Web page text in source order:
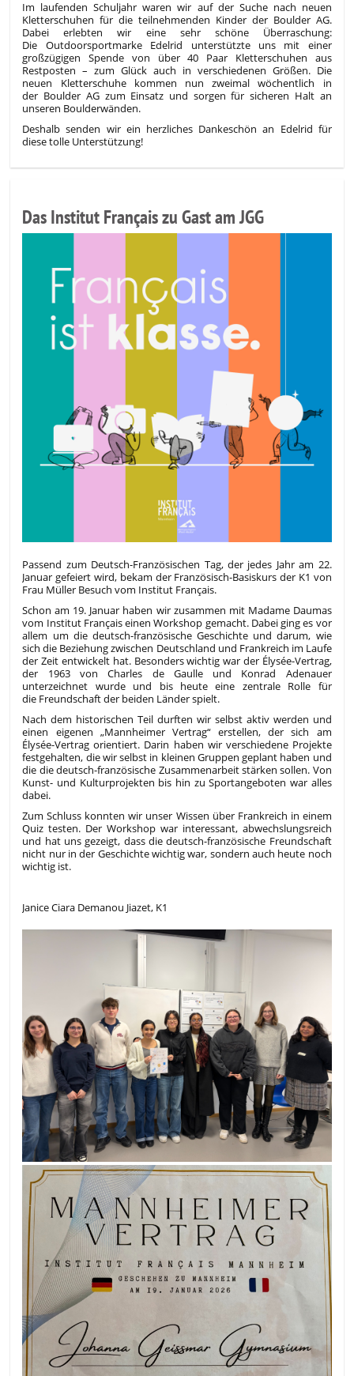
Im laufenden Schuljahr waren wir auf der Suche nach neuen
Kletterschuhen für die teilnehmenden Kinder der Boulder AG.
Dabei erlebten wir eine sehr schöne Überraschung:
Die Outdoorsportmarke Edelrid unterstützte uns mit einer
großzügigen Spende von über 40 Paar Kletterschuhen aus
Restposten – zum Glück auch in verschiedenen Größen. Die
neuen Kletterschuhe kommen nun zweimal wöchentlich in
der Boulder AG zum Einsatz und sorgen für sicheren Halt an
unseren Boulderwänden.
Deshalb senden wir ein herzliches Dankeschön an Edelrid für
diese tolle Unterstützung!
Das Institut Français zu Gast am JGG
Passend zum Deutsch-Französischen Tag, der jedes Jahr am 22.
Januar gefeiert wird, bekam der Französisch-Basiskurs der K1 von
Frau Müller Besuch vom Institut Français.
Schon am 19. Januar haben wir zusammen mit Madame Daumas
vom Institut Français einen Workshop gemacht. Dabei ging es vor
allem um die deutsch-französische Geschichte und darum, wie
sich die Beziehung zwischen Deutschland und Frankreich im Laufe
der Zeit entwickelt hat. Besonders wichtig war der Élysée-Vertrag,
der 1963 von Charles de Gaulle und Konrad Adenauer
unterzeichnet wurde und bis heute eine zentrale Rolle für
die Freundschaft der beiden Länder spielt.
Nach dem historischen Teil durften wir selbst aktiv werden und
einen eigenen „Mannheimer Vertrag“ erstellen, der sich am
Élysée-Vertrag orientiert. Darin haben wir verschiedene Projekte
festgehalten, die wir selbst in kleinen Gruppen geplant haben und
die die deutsch-französische Zusammenarbeit stärken sollen. Von
Kunst- und Kulturprojekten bis hin zu Sportangeboten war alles
dabei.
Zum Schluss konnten wir unser Wissen über Frankreich in einem
Quiz testen. Der Workshop war interessant, abwechslungsreich
und hat uns gezeigt, dass die deutsch-französische Freundschaft
nicht nur in der Geschichte wichtig war, sondern auch heute noch
wichtig ist.
Janice Ciara Demanou Jiazet, K1